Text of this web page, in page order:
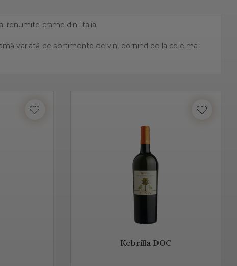
renumite crame din Italia.
variată de sortimente de vin, pornind de la cele mai
că ne dorim să aducem Italia la tine acasă!
Vino Italia aduce Prosecco la tine acasă, chiar din
cu tradiția, cu locul, cu gustul, dar mai ales cu
Kebrilla DOC